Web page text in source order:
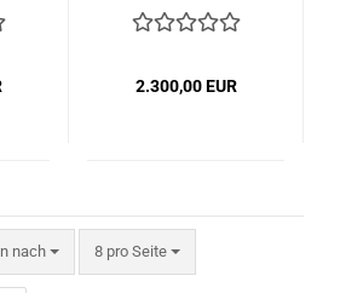
2.300,00 EUR
nach
nach 8 pro Seite
pro Seite